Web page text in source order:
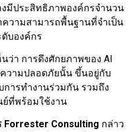
งมีประสิทธิภาพองค์กรจำนวน
วามสามารถพื้นฐานที่จำเป็น
ดับองค์กร
ว่า การดึงศักยภาพของ AI
วามปลอดภัยนั้น ขึ้นอยู่กับ
ารทำงานร่วมกัน รวมถึง
ย์ที่พร้อมใช้งาน
Forrester Consulting กล่าว